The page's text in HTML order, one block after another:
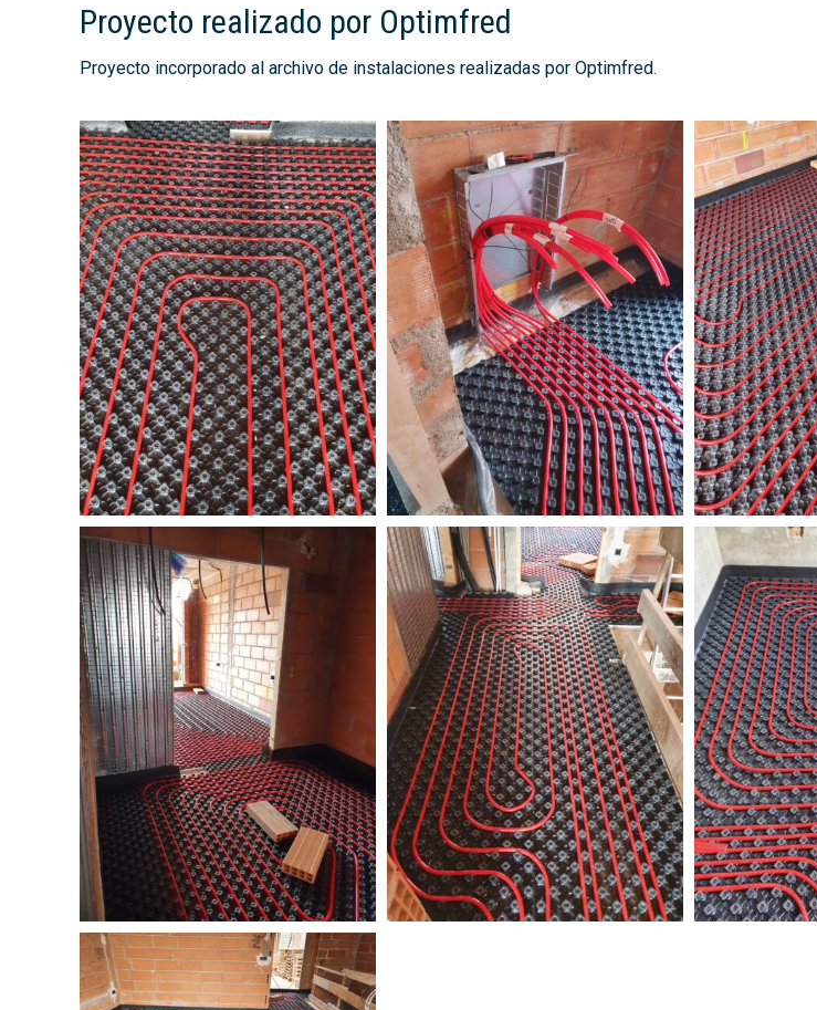
Proyecto realizado por Optimfred
Proyecto incorporado al archivo de instalaciones realizadas por Optimfred.